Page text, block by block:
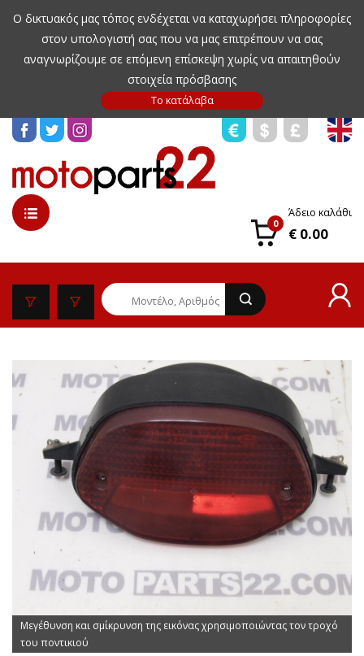
Ο δικτυακός μας τόπος ενδέχεται να καταχωρήσει πληροφορίες
στον υπολογιστή σας που να μας επιτρέπουν να σας
αναγνωρίζουμε σε επόμενη επίσκεψη χωρίς να απαιτηθούν
στοιχεία πρόσβασης
0
Άδειο καλάθι
€ 0.00
Μεγέθυνση και σμίκρυνση της εικόνας χρησιμοποιώντας τον τροχό
του ποντικιού